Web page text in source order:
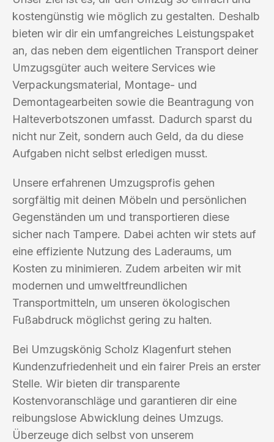
kostengünstig wie möglich zu gestalten. Deshalb
bieten wir dir ein umfangreiches Leistungspaket
an, das neben dem eigentlichen Transport deiner
Umzugsgüter auch weitere Services wie
Verpackungsmaterial, Montage- und
Demontagearbeiten sowie die Beantragung von
Halteverbotszonen umfasst. Dadurch sparst du
nicht nur Zeit, sondern auch Geld, da du diese
Aufgaben nicht selbst erledigen musst.
Unsere erfahrenen Umzugsprofis gehen
sorgfältig mit deinen Möbeln und persönlichen
Gegenständen um und transportieren diese
sicher nach Tampere. Dabei achten wir stets auf
eine effiziente Nutzung des Laderaums, um
Kosten zu minimieren. Zudem arbeiten wir mit
modernen und umweltfreundlichen
Transportmitteln, um unseren ökologischen
Fußabdruck möglichst gering zu halten.
Bei Umzugskönig Scholz Klagenfurt stehen
Kundenzufriedenheit und ein fairer Preis an erster
Stelle. Wir bieten dir transparente
Kostenvoranschläge und garantieren dir eine
reibungslose Abwicklung deines Umzugs.
Überzeuge dich selbst von unserem